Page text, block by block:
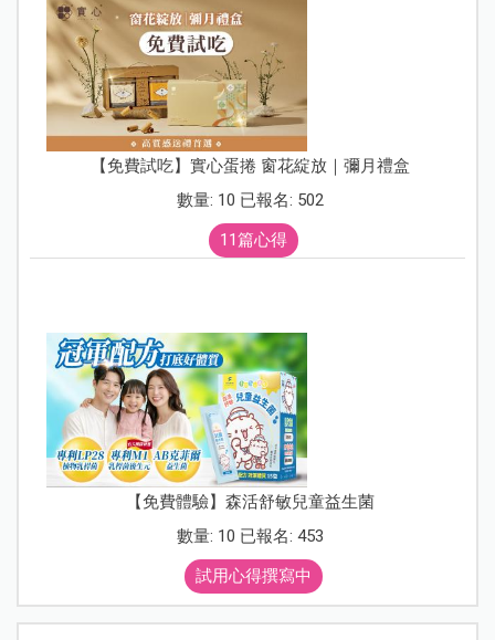
【免費試吃】實心蛋捲 窗花綻放｜彌月禮盒
數量: 10 已報名: 502
11篇心得
【免費體驗】森活舒敏兒童益生菌
數量: 10 已報名: 453
試用心得撰寫中